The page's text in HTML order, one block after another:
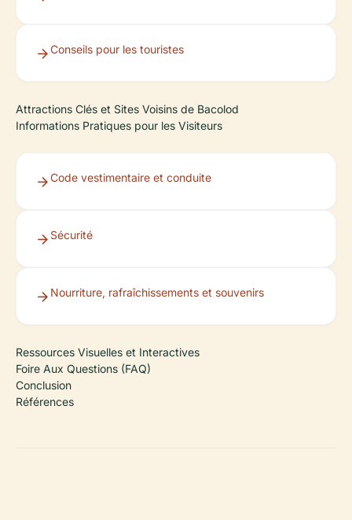
Conseils pour les touristes
Attractions Clés et Sites Voisins de Bacolod
Informations Pratiques pour les Visiteurs
Code vestimentaire et conduite
Sécurité
Nourriture, rafraîchissements et souvenirs
Ressources Visuelles et Interactives
Foire Aux Questions (FAQ)
Conclusion
Références